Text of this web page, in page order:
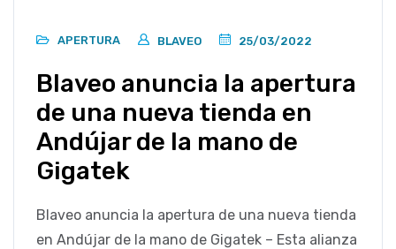
APERTURA BLAVEO 25/03/2022
Blaveo anuncia la apertura
de una nueva tienda en
Andújar de la mano de
Gigatek
Blaveo anuncia la apertura de una nueva tienda
en Andújar de la mano de Gigatek – Esta alianza